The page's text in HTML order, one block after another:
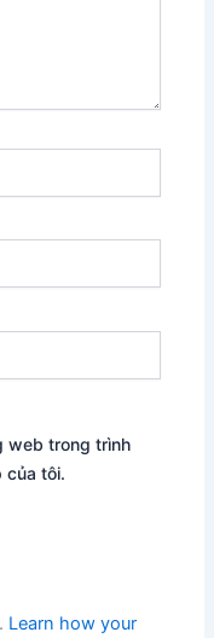
web trong trình
của tôi.
Learn how your